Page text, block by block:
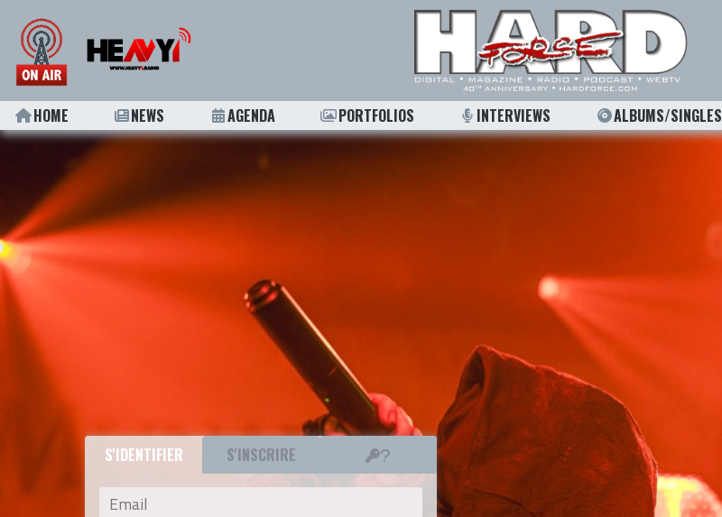
HOME NEWS AGENDA PORTFOLIOS INTERVIEWS ALBUMS/SINGLES
S'IDENTIFIER S'INSCRIRE
Email